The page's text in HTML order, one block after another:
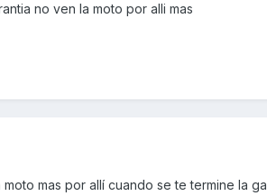
no ven la moto por alli mas
mas por allí cuando se te termine la